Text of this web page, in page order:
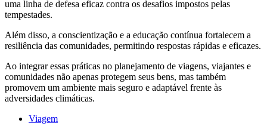
uma linha de defesa eficaz contra os desafios impostos pelas
tempestades.
Além disso, a conscientização e a educação contínua fortalecem a
resiliência das comunidades, permitindo respostas rápidas e eficazes.
Ao integrar essas práticas no planejamento de viagens, viajantes e
comunidades não apenas protegem seus bens, mas também
promovem um ambiente mais seguro e adaptável frente às
adversidades climáticas.
Viagem